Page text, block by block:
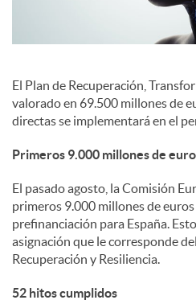
t
e
n
i
El Plan de Recuperación,
valorado en 69.500 millones de
directas se implementará en el
Primeros 9.000 millones de
El pasado agosto, la Comisión
primeros 9.000 millones de
prefinanciación para España.
asignación que le corresponde
Recuperación y Resiliencia.
52 hitos cumplidos